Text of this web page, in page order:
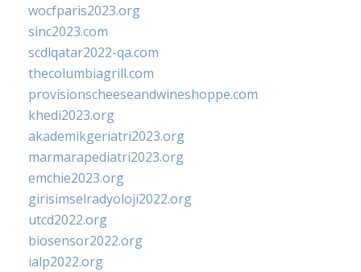
wocfparis2023.org
sinc2023.com
scdlqatar2022-qa.com
thecolumbiagrill.com
provisionscheeseandwineshoppe.com
khedi2023.org
akademikgeriatri2023.org
marmarapediatri2023.org
emchie2023.org
girisimselradyoloji2022.org
utcd2022.org
biosensor2022.org
ialp2022.org